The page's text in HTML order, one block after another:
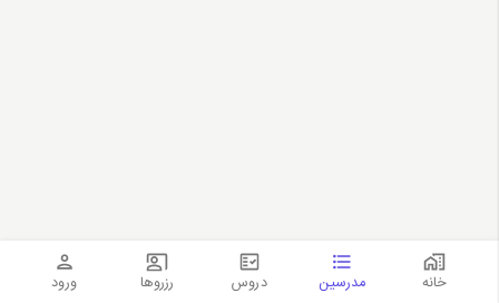
خانه مدرسین دروس رزروها ورود